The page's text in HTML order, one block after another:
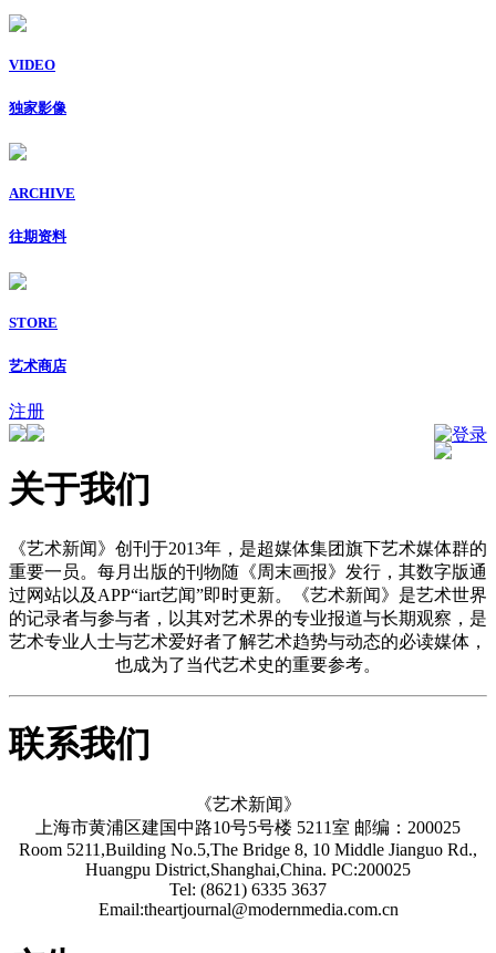
VIDEO
独家影像
ARCHIVE
往期资料
STORE
艺术商店
注册
登录
关于我们
《艺术新闻》创刊于2013年，是超媒体集团旗下艺术媒体群的
重要一员。每月出版的刊物随《周末画报》发行，其数字版通
过网站以及APP“iart艺闻”即时更新。《艺术新闻》是艺术世界
的记录者与参与者，以其对艺术界的专业报道与长期观察，是
艺术专业人士与艺术爱好者了解艺术趋势与动态的必读媒体，
也成为了当代艺术史的重要参考。
联系我们
《艺术新闻》
上海市黄浦区建国中路10号5号楼 5211室 邮编：200025
Room 5211,Building No.5,The Bridge 8, 10 Middle Jianguo Rd.,
Huangpu District,Shanghai,China. PC:200025
Tel: (8621) 6335 3637
Email:theartjournal@modernmedia.com.cn